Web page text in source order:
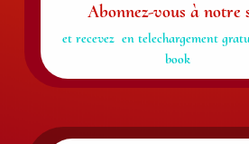
Abonnez-vous à notre
et recevez en telechargement
book